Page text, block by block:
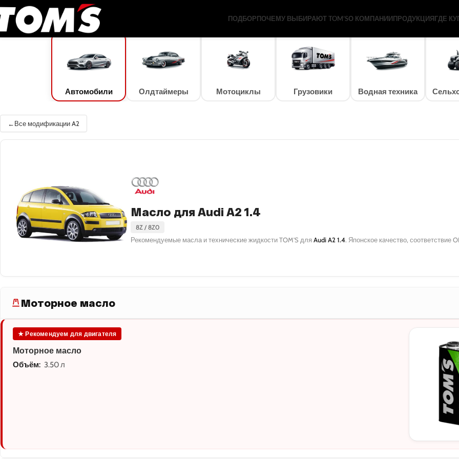
ПОДБОРПОЧЕМУ ВЫБИРАЮТ TOM’SО КОМПАНИИПРОДУКЦИЯ
5W-30 C3
5W-30 DL-1
0W-20 PAO
0W-20
0W-30 DL-1
ГДЕ
TOM'S Oil /Подбор масла /Автомобили
Автомобили Олдтаймеры Мотоциклы Грузовики Водная техника
Все модификации A2
Масло для Audi A2 1.4
8Z / 8Z0
Рекомендуемые масла и технические жидкости TOM'S для Audi A2 1.4. Японское качество, соответствие
Моторное масло
★ Рекомендуем для двигателя
Моторное масло
Объём: 3.50 л